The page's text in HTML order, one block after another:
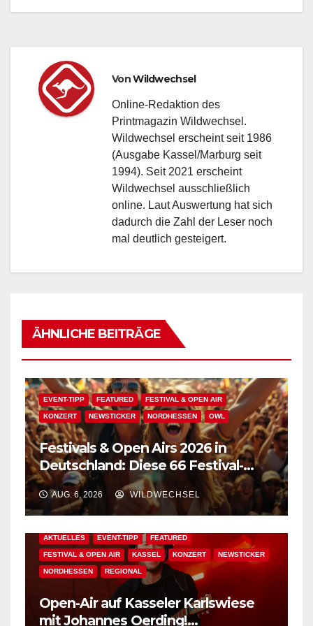
VonWildwechsel
Online-Redaktion des
Printmagazin Wildwechsel.
Wildwechsel erscheint seit 1986
(Ausgabe Kassel/Marburg seit
1994). Seit 2021 erscheint
Wildwechsel ausschließlich
online. Laut Auswertung hat sich
dadurch die Zahl der Leser noch
mal deutlich gesteigert.
ÄHNLICHE BEITRÄGE
EVENT-TIPP FEATURED FESTIVAL & OPEN AIR
KONZERT NEWSTICKER NORDHESSEN OWL
Festivals & Open Airs 2026 in
Deutschland: Diese 66 Festival-
Events warten auf Dich!
AUG. 6, 2026 WILDWECHSEL
AKTUELLES EVENT-TIPP FEATURED
FESTIVAL & OPEN AIR KASSEL KONZERT NEWSTICKER
NORDHESSEN REGIONAL
Open-Air auf Kasseler Karlswiese
mit Johannes Oerding!